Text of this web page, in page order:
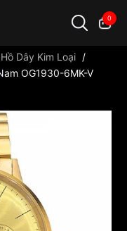
0
Dây Kim Loại /
OG1930-6MK-V